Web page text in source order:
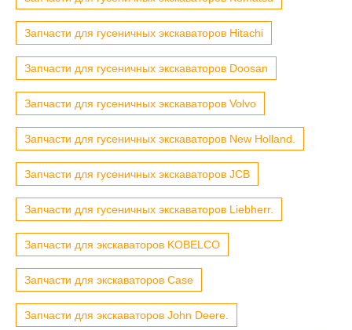
Запчасти для гусеничных экскаваторов Hitachi
Запчасти для гусеничных экскаваторов Doosan
Запчасти для гусеничных экскаваторов Volvo
Запчасти для гусеничных экскаваторов New Holland.
Запчасти для гусеничных экскаваторов JCB
Запчасти для гусеничных экскаваторов Liebherr.
Запчасти для экскаваторов KOBELCO
Запчасти для экскаваторов Case
Запчасти для экскаваторов John Deere.